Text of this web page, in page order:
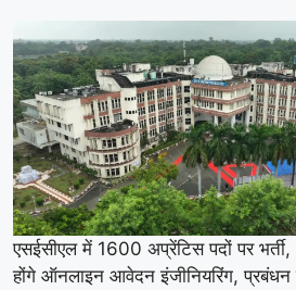
एसईसीएल में 1600 अप्रेंटिस पदों पर
होंगे ऑनलाइन आवेदन इंजीनियरिंग,